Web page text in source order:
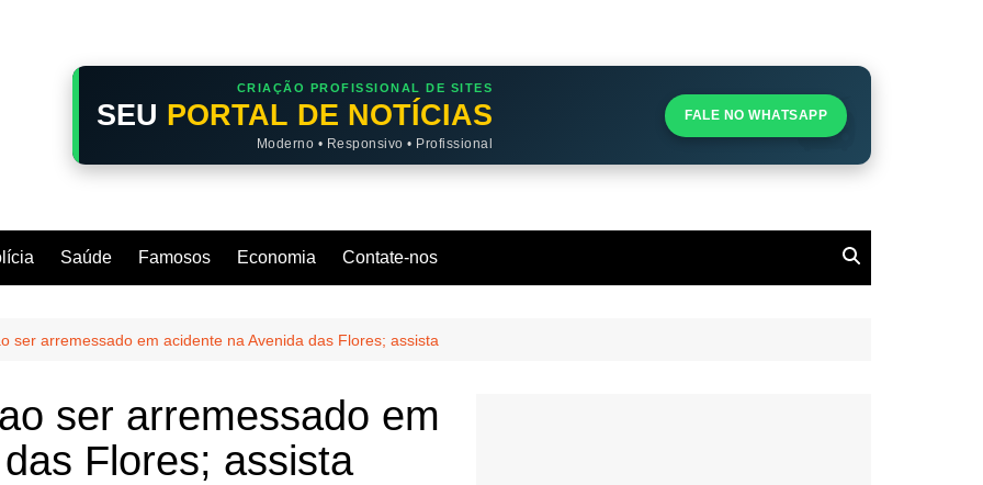
CRIAÇÃO PROFISSIONAL DE SITES
SEU PORTAL DE NOTÍCIAS
Moderno • Responsivo • Profissional
FALE NO WHATSAPP
Saúde Famosos Economia Contate-nos
ser arremessado em acidente na Avenida das Flores; assista
ser arremessado em
Flores; assista